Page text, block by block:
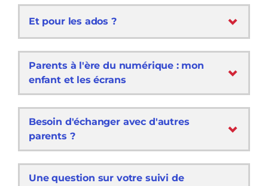
Et pour les ados ?
Parents à l'ère du numérique : mon
enfant et les écrans
Besoin d'échanger avec d'autres
parents ?
Une question sur votre suivi de